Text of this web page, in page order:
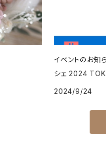
イベントのお
シェ 2024
2024/9/24